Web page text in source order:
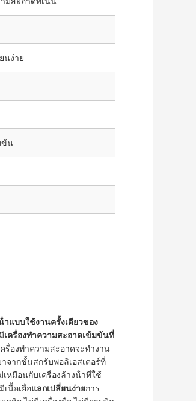
นง่าย
ข้น
าแบบใช้งานครั้งเดียวของ
เครื่องทําความสะอาดเข้มข้นที่
รื่องทําความสะอาดจะทํางาน
าจากชั้นสกรับพอลิเอสเตอร์ที่
หมือนกับเครื่องล้างน้ําที่ใช้
นื้อเยื่อแลกเปลี่ยนง่ายการ